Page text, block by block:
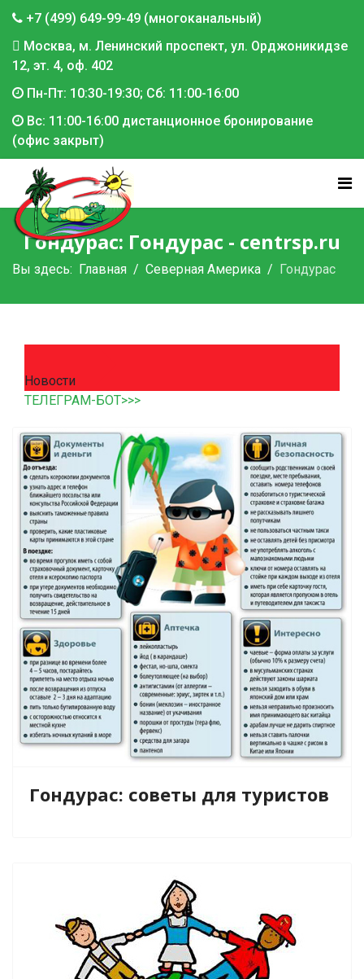
+7 (499) 649-99-49 (многоканальный)
Москва, м. Ленинский проспект, ул. Орджоникидзе
12, эт. 4, оф. 402
Пн-Пт: 10:30-19:30; Сб: 11:00-16:00
Вс: 11:00-16:00 дистанционное бронирование
(офис закрыт)
Гондурас: Гондурас - centrsp.ru
Вы здесь: Главная Северная Америка Гондурас
Новости
ТЕЛЕГРАМ-БОТ>>>
Гондурас: советы для туристов